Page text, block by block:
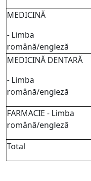
MEDICINĂ
- Limba
română/engleză
MEDICINĂ DENTARĂ
- Limba
română/engleză
FARMACIE - Limba
română/engleză
Total